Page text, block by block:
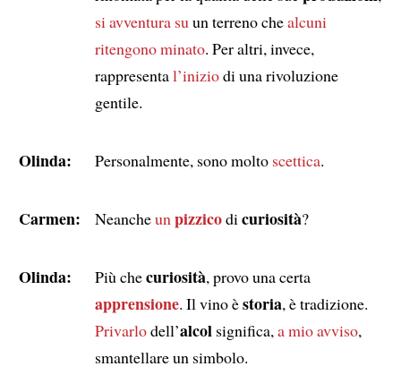
si avventura su un terreno chealcuni
ritengono minato. Per altri, invece,
rappresental’iniziodi una rivoluzione
gentile.
Olinda: Personalmente, sono molto scettica.
Carmen: Neancheun pizzicodi curiosità?
Olinda: Più checuriosità, provo una certa
apprensione. Il vino èstoria, è tradizione.
Privarlodell’alcol significa, a mio avviso,
smantellare un simbolo.